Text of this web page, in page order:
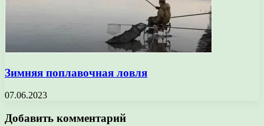
Зимняя поплавочная ловля
07.06.2023
Добавить комментарий